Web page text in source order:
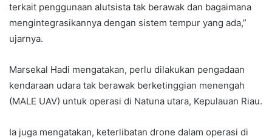
terkait penggunaan alutsista tak berawak dan bagaimana
mengintegrasikannya dengan sistem tempur yang ada,”
ujarnya.
Marsekal Hadi mengatakan, perlu dilakukan pengadaan
kendaraan udara tak berawak berketinggian menengah
(MALE UAV) untuk operasi di Natuna utara, Kepulauan Riau.
Ia juga mengatakan, keterlibatan drone dalam operasi di